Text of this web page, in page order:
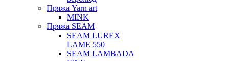
Пряжа Yarn art
MINK
Пряжа SEAM
SEAM LUREX
LAME 550
SEAM LAMBADA